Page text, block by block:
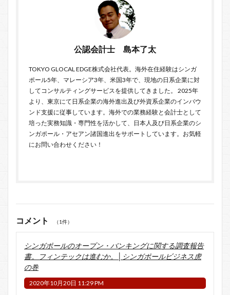
公認会計士 島本了太
TOKYO GLOCAL EDGE株式会社代表。海外在住経験はシンガ
ポール5年、マレーシア3年、米国3年で、現地の日系企業に対
してコンサルティングサービスを提供してきました。 2025年
より、東京にて日系企業の海外進出及び外資系企業のインバウ
ンド支援に従事しています。海外での業務経験と会計士として
培った実務知識・専門性を活かして、日本人及び日系企業のシ
ンガポール・アセアン諸国進出をサポートしています。お気軽
にお問い合わせ ください！
コメント （1件）
シンガポールのオープン・バンキングに関する調査報告
書。フィンテックは進むか。│シンガポールビジネス虎
の巻
2020年10月20日 11:29 PM